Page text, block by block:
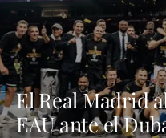
El Real Madrid
EAU ante el